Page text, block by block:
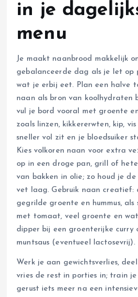
in je
menu
Je maakt naanbrood makkelijk
gebalanceerde dag als je let op
wat je erbij eet. Plan een halve
naan als bron van koolhydraten
vul je bord vooral met groente
zoals linzen, kikkererwten, kip,
sneller vol zit en je bloedsuiker
Kies volkoren naan voor extra
op in een droge pan, grill of
van bakken in olie; zo houd je
vet laag. Gebruik naan creatief:
gegrilde groente en hummus, als
met tomaat, veel groente en
dipper bij een groenterijke curry
muntsaus (eventueel lactosevrij).
Werk je aan gewichtsverlies,
vries de rest in porties in; train je
gerust iets meer na een